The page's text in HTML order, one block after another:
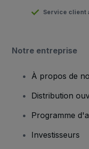
Service client
Notre entreprise
À propos de
Distribution
Programme
Investisseurs